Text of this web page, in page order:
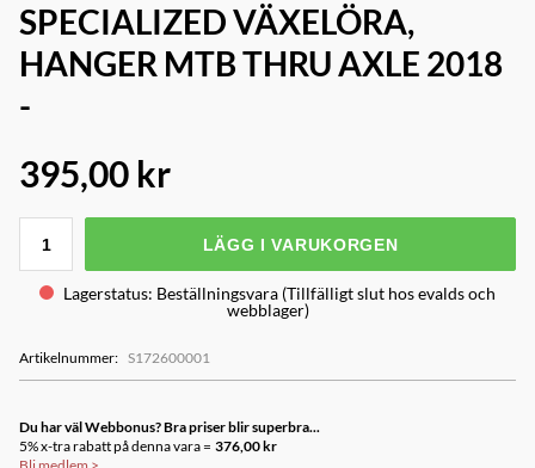
SPECIALIZED VÄXELÖRA,
HANGER MTB THRU AXLE 2018
-
395,00 kr
LÄGG I VARUKORGEN
Lagerstatus: Beställningsvara (Tillfälligt slut hos evalds och
webblager)
Artikelnummer: S172600001
Du har väl Webbonus? Bra priser blir superbra...
5% x-tra rabatt på denna vara = 376,00 kr